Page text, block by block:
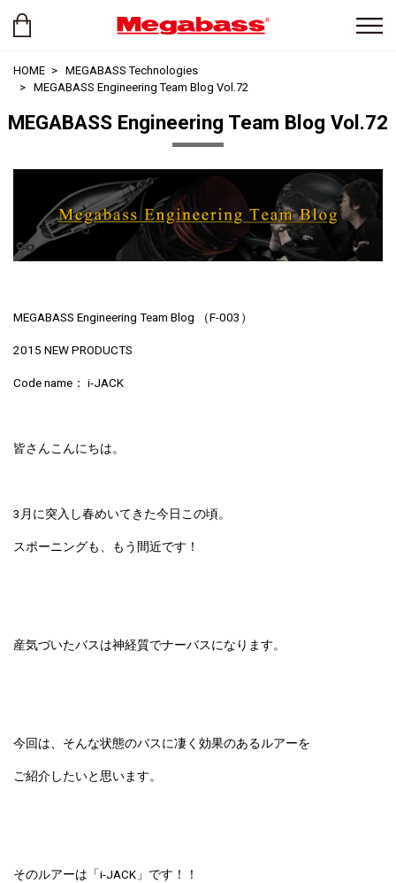
HOME
MEGABASS Technologies
MEGABASS Engineering Team Blog Vol.72
MEGABASS Engineering Team Blog Vol.72
MEGABASS Engineering Team Blog （F-003）
2015 NEW PRODUCTS
Code name： i-JACK
皆さんこんにちは。
3月に突入し春めいてきた今日この頃。
スポーニングも、もう間近です！
産気づいたバスは神経質でナーバスになります。
今回は、そんな状態のバスに凄く効果のあるルアーを
ご紹介したいと思います。
そのルアーは「i-JACK」です！！